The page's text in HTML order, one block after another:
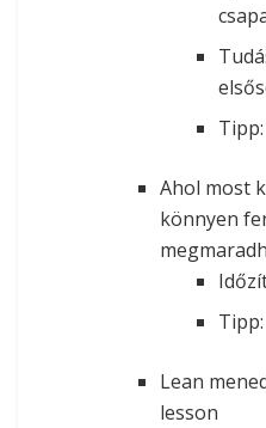
Ahol most
könnyen
Lean
lesson